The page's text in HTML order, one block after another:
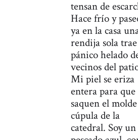
tensan de
Hace frío y
ya en la casa
rendija sola
pánico helado
vecinos del
Mi piel se eriza
entera para que
saquen el
cúpula de la
catedral. Soy un